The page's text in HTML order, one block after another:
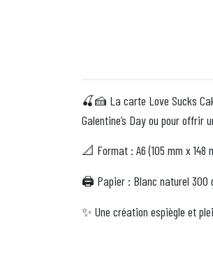
🍒🍰 La carte Love Sucks
Galentine’s Day ou pour offrir
📐 Format : A6 (105 mm x 148
🖨 Papier : Blanc naturel 300
✨ Une création espiègle et